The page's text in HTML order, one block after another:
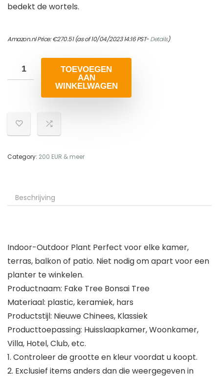
bedekt de wortels.
Amazon.nl Price:€270.51(as of 10/04/2023 14:16 PST-Details)
TOEVOEGEN
AAN
WINKELWAGEN
Category: 200 EUR & meer
Beschrijving
Indoor-Outdoor Plant Perfect voor elke kamer,
terras, balkon of patio. Niet nodig om apart voor een
planter te winkelen.
Productnaam: Fake Tree Bonsai Tree
Materiaal: plastic, keramiek, hars
Productstijl: Nieuwe Chinees, Klassiek
Producttoepassing: Huisslaapkamer, Woonkamer,
Villa, Hotel, Club, etc.
1. Controleer de grootte en kleur voordat u koopt.
2. Exclusief items anders dan die weergegeven in